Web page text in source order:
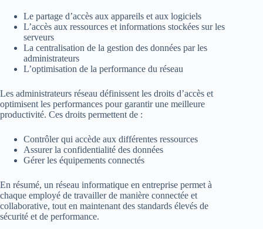
Le partage d’accès aux appareils et aux logiciels
L’accès aux ressources et informations stockées sur les
serveurs
La centralisation de la gestion des données par les
administrateurs
L’optimisation de la performance du réseau
Les administrateurs réseau définissent les droits d’accès et
optimisent les performances pour garantir une meilleure
productivité. Ces droits permettent de :
Contrôler qui accède aux différentes ressources
Assurer la confidentialité des données
Gérer les équipements connectés
En résumé, un réseau informatique en entreprise permet à
chaque employé de travailler de manière connectée et
collaborative, tout en maintenant des standards élevés de
sécurité et de performance.